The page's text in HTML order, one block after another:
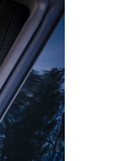
ログイン
新規会員登録